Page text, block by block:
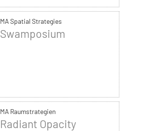
MA Spatial Strategies
Swamposium
MA Raumstrategien
Radiant Opacity